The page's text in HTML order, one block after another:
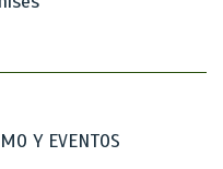
Y EVENTOS